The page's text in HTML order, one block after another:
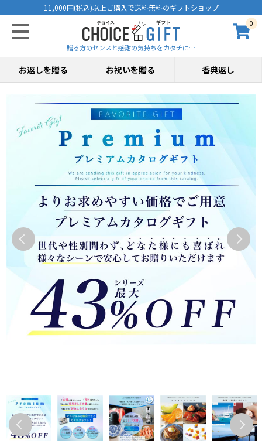
11,000円(税込)以上ご購入で送料無料のギフトショップ
0
贈る方のセンスと感謝の気持ちをカタチに…
お返しを贈る お祝いを贈る 香典返し